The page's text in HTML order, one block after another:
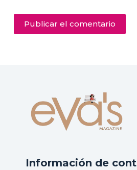
Publicar el comentario
Información de